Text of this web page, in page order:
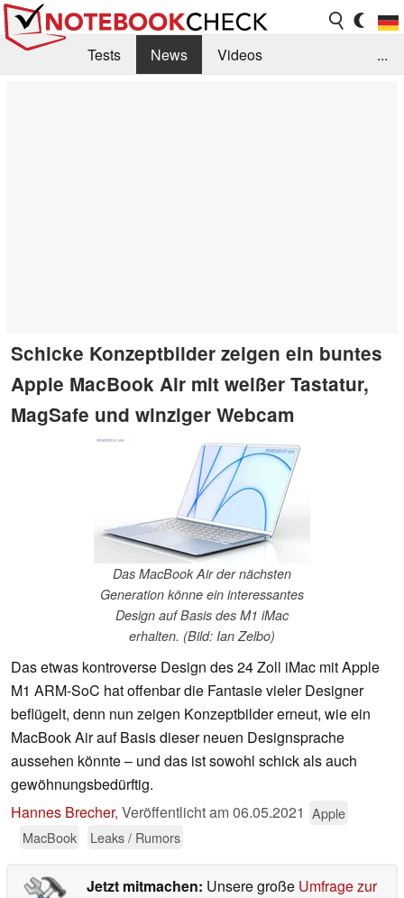
Tests News
Videos
...
Schicke Konzeptbilder zeigen ein buntes
Apple MacBook Air mit weißer Tastatur,
MagSafe und winziger Webcam
Das MacBook Air der nächsten
Generation könne ein interessantes
Design auf Basis des M1 iMac
erhalten. (Bild: Ian Zelbo)
Das etwas kontroverse Design des 24 Zoll iMac mit Apple
M1 ARM-SoC hat offenbar die Fantasie vieler Designer
beflügelt, denn nun zeigen Konzeptbilder erneut, wie ein
MacBook Air auf Basis dieser neuen Designsprache
aussehen könnte – und das ist sowohl schick als auch
gewöhnungsbedürftig.
Hannes Brecher, Veröffentlicht am06.05.2021 Apple
MacBook
Leaks / Rumors
Jetzt mitmachen: Unsere große Umfrage zur